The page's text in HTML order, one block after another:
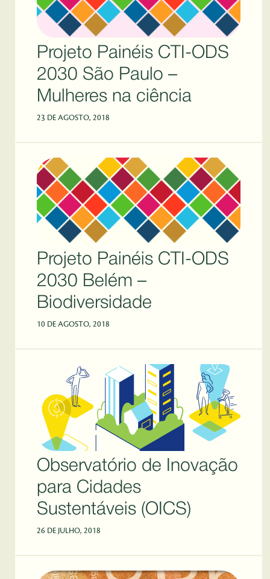
Projeto Painéis CTI-ODS
2030 São Paulo –
Mulheres na ciência
23 DE AGOSTO, 2018
Projeto Painéis CTI-ODS
2030 Belém –
Biodiversidade
10 DE AGOSTO, 2018
Observatório de Inovação
para Cidades
Sustentáveis (OICS)
26 DE JULHO, 2018